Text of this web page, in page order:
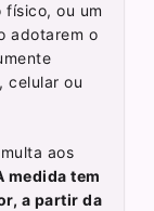
físico, ou um
adotarem o
celular ou
aos
medida tem
a partir da